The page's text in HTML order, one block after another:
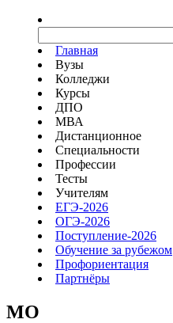
Главная
Вузы
Колледжи
Курсы
ДПО
МВА
Дистанционное
Специальности
Профессии
Тесты
Учителям
ЕГЭ-2026
ОГЭ-2026
Поступление-2026
Обучение за рубежом
Профориентация
Партнёры
MO